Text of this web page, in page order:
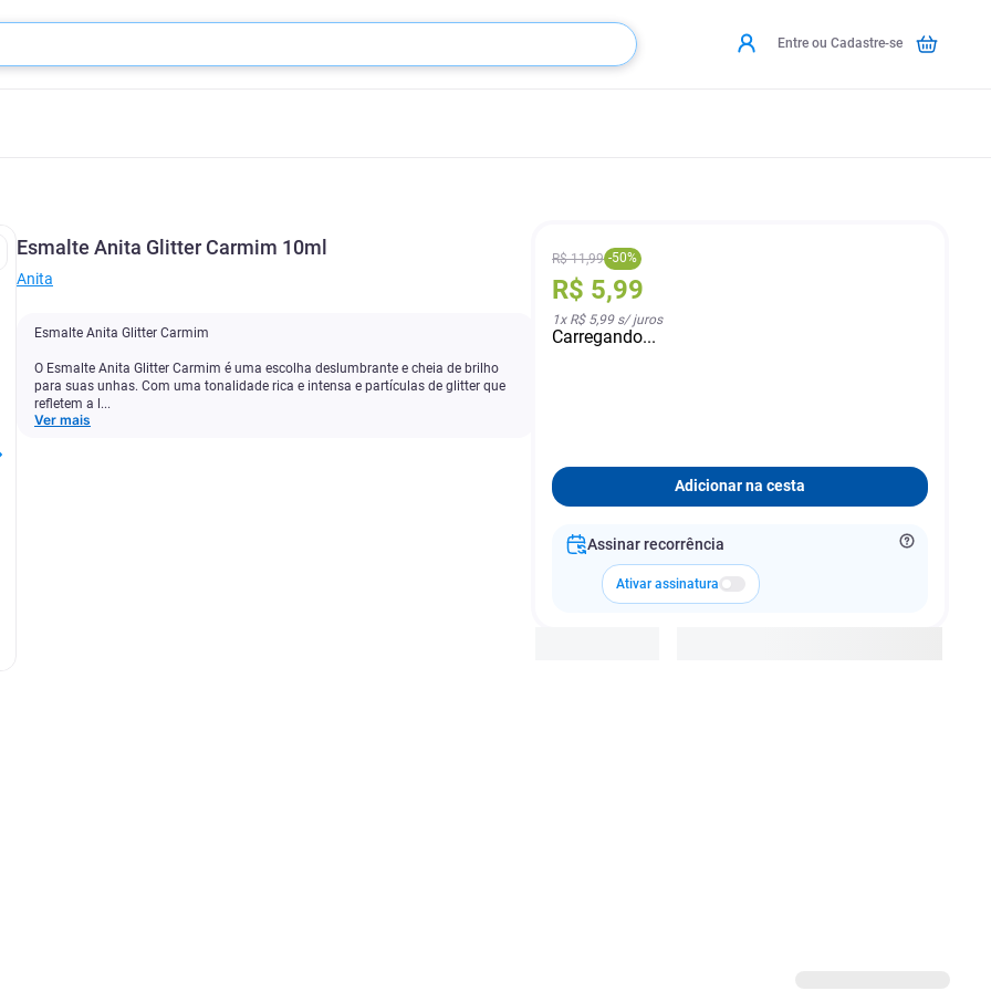
Entre ou Cadastre-se
Esmalte Anita Glitter Carmim 10ml
Anita
Esmalte Anita Glitter Carmim
O Esmalte Anita Glitter Carmim é uma escolha deslumbrante e cheia de brilho
para suas unhas. Com uma tonalidade rica e intensa e partículas de glitter que
refletem a l...
Ver mais
R$ 11,99 -50%
R$ 5,99
1x R$ 5,99s/ juros
Carregando...
Adicionar na cesta
Assinar recorrência
Ativar assinatura